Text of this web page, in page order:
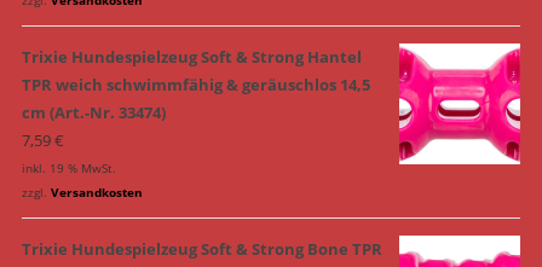
Trixie Hundespielzeug Soft & Strong Hantel
TPR weich schwimmfähig & geräuschlos 14,5
cm (Art.-Nr. 33474)
7,59€
inkl. 19 % MwSt.
zzgl. Versandkosten
Trixie Hundespielzeug Soft & Strong Bone TPR